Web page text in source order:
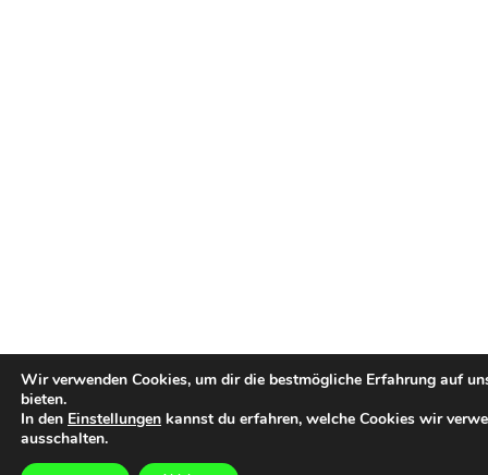
Wir verwenden Cookies, um dir die bestmögliche Erfahrung auf
bieten.
In den Einstellungen kannst du erfahren, welche Cookies wir
ausschalten.